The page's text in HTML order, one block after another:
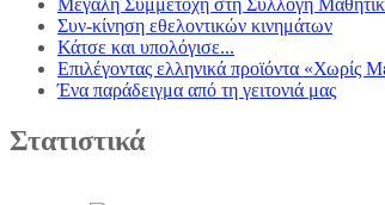
Συν-κίνηση εθελοντικών κινημάτων
Κάτσε και υπολόγισε...
Επιλέγοντας ελληνικά προϊόντα «Χωρίς
Ένα παράδειγμα από τη γειτονιά μας
Στατιστικά